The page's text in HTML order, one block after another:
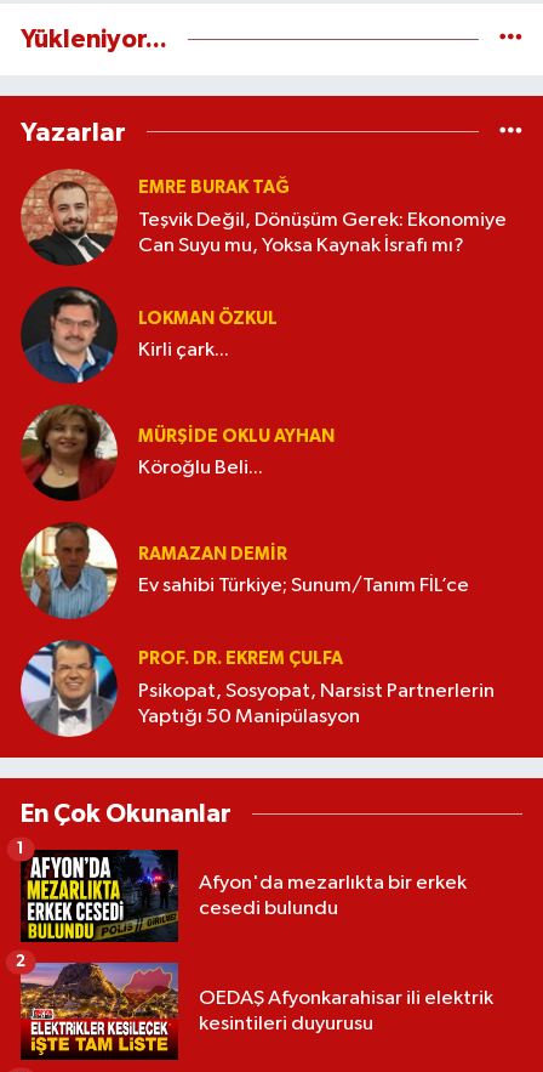
Yükleniyor...
Yazarlar
EMRE BURAK TAĞ
Teşvik Değil, Dönüşüm Gerek: Ekonomiye
Can Suyu mu, Yoksa Kaynak İsrafı mı?
LOKMAN ÖZKUL
Kirli çark...
MÜRŞIDE OKLU AYHAN
Köroğlu Beli...
RAMAZAN DEMİR
Ev sahibi Türkiye; Sunum/Tanım FİL’ce
PROF. DR. EKREM ÇULFA
Psikopat, Sosyopat, Narsist Partnerlerin
Yaptığı 50 Manipülasyon
En Çok Okunanlar
Afyon'da mezarlıkta bir erkek
cesedi bulundu
1
OEDAŞ Afyonkarahisar ili elektrik
kesintileri duyurusu
2